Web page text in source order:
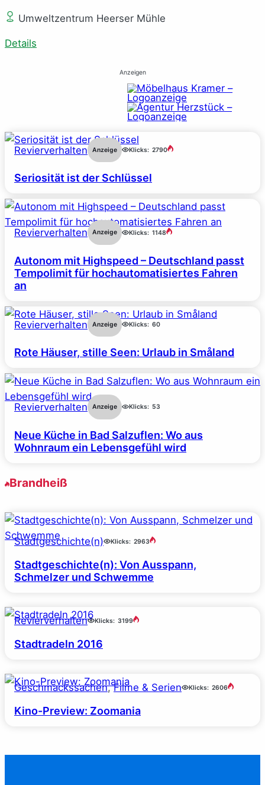
Umweltzentrum Heerser Mühle
Details
Anzeigen
Revierverhalten Anzeige Klicks: 2790
Seriosität ist der Schlüssel
Revierverhalten Anzeige Klicks: 1148
Autonom mit Highspeed – Deutschland passt
Tempolimit für hochautomatisiertes Fahren
an
Revierverhalten Anzeige Klicks: 60
Rote Häuser, stille Seen: Urlaub in Småland
Revierverhalten Anzeige Klicks: 53
Neue Küche in Bad Salzuflen: Wo aus
Wohnraum ein Lebensgefühl wird
Brandheiß
Stadtgeschichte(n) Klicks: 2963
Stadtgeschichte(n): Von Ausspann,
Schmelzer und Schwemme
Revierverhalten Klicks: 3199
Stadtradeln 2016
Geschmackssachen, Filme & Serien Klicks: 2606
Kino-Preview: Zoomania